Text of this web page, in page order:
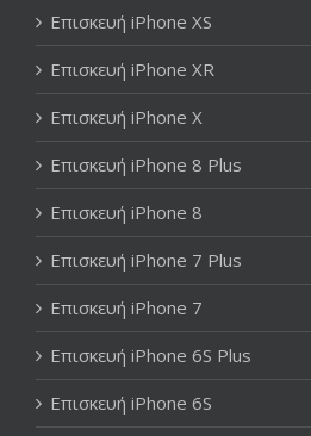
Επισκευή iPhone XS
Επισκευή iPhone XR
Επισκευή iPhone X
Επισκευή iPhone 8 Plus
Επισκευή iPhone 8
Επισκευή iPhone 7 Plus
Επισκευή iPhone 7
Επισκευή iPhone 6S Plus
Επισκευή iPhone 6S